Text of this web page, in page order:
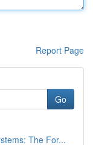
Report Page
Go
The For...